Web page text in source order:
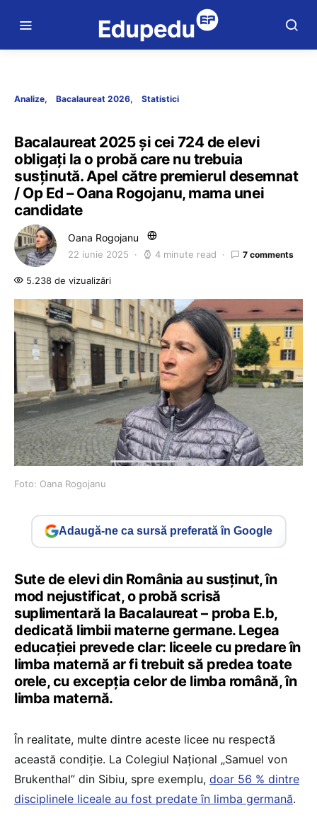
Analize Bacalaureat 2026 Statistici
Bacalaureat 2025 și cei 724 de elevi
obligați la o probă care nu trebuia
susținută. Apel către premierul desemnat
/ Op Ed – Oana Rogojanu, mama unei
candidate
Oana Rogojanu
22 iunie 2025 4 minute read 7 comments
5.238 de vizualizări
Foto: Oana Rogojanu
Adaugă-ne ca sursă preferată în Google
Sute de elevi din România au susținut, în
mod nejustificat, o probă scrisă
suplimentară la Bacalaureat – proba E.b,
dedicată limbii materne germane. Legea
educației prevede clar: liceele cu predare în
limba maternă ar fi trebuit să predea toate
orele, cu excepția celor de limba română, în
limba maternă.
În realitate, multe dintre aceste licee nu respectă
această condiție. La Colegiul Național „Samuel von
Brukenthal” din Sibiu, spre exemplu, doar 56 % dintre
disciplinele liceale au fost predate în limba germană.